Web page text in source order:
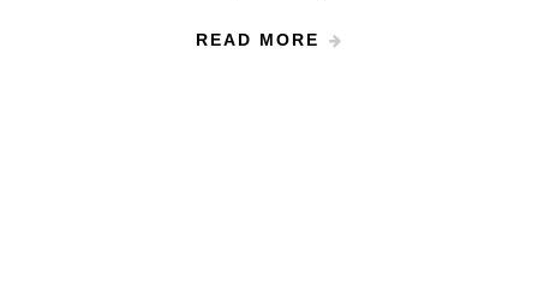
READ MORE